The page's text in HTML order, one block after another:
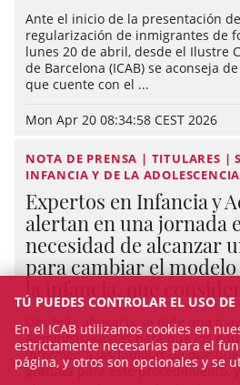
Ante el inicio de la presentación
regularización de inmigrantes de
lunes 20 de abril, desde el Ilustre
de Barcelona (ICAB) se aconseja
que cuente con el ...
Mon Apr 20 08:34:58 CEST 2026
NOTA DE PRENSA | TITULARES |
INFANCIA Y DE LA ADOLESCENCIA
Expertos en Infancia y
alertan en una jornada
necesidad de alcanzar
para cambiar el
la infancia, que
Desde la abogacía se pide una
Administraciones para que los
informen a las familias de que
gratuita para este procedimiento, y
TÚ PUEDES CONTROLAR EL USO
En el ICAB utilizamos cookies en
estrictamente necesarias para el
página, y otros son opcionales y se